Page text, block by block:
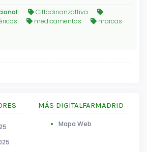
Cittadinanzattiva
medicamentos
marcas
MÁS DIGITALFARMADRID
Mapa Web